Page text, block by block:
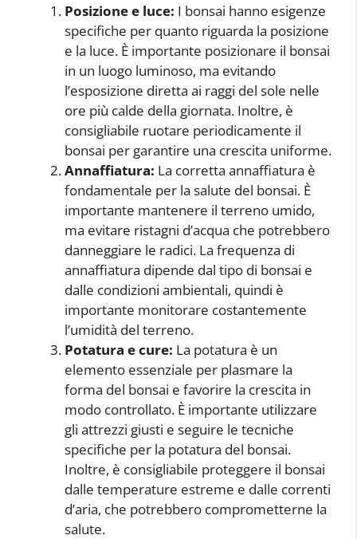
Posizione e luce: I bonsai hanno esigenze
specifiche per quanto riguarda la posizione
e la luce. È importante posizionare il bonsai
in un luogo luminoso, ma evitando
l’esposizione diretta ai raggi del sole nelle
ore più calde della giornata. Inoltre, è
consigliabile ruotare periodicamente il
bonsai per garantire una crescita uniforme.
Annaffiatura: La corretta annaffiatura è
fondamentale per la salute del bonsai. È
importante mantenere il terreno umido,
ma evitare ristagni d’acqua che potrebbero
danneggiare le radici. La frequenza di
annaffiatura dipende dal tipo di bonsai e
dalle condizioni ambientali, quindi è
importante monitorare costantemente
l’umidità del terreno.
Potatura e cure: La potatura è un
elemento essenziale per plasmare la
forma del bonsai e favorire la crescita in
modo controllato. È importante utilizzare
gli attrezzi giusti e seguire le tecniche
specifiche per la potatura del bonsai.
Inoltre, è consigliabile proteggere il bonsai
dalle temperature estreme e dalle correnti
d’aria, che potrebbero comprometterne la
salute.